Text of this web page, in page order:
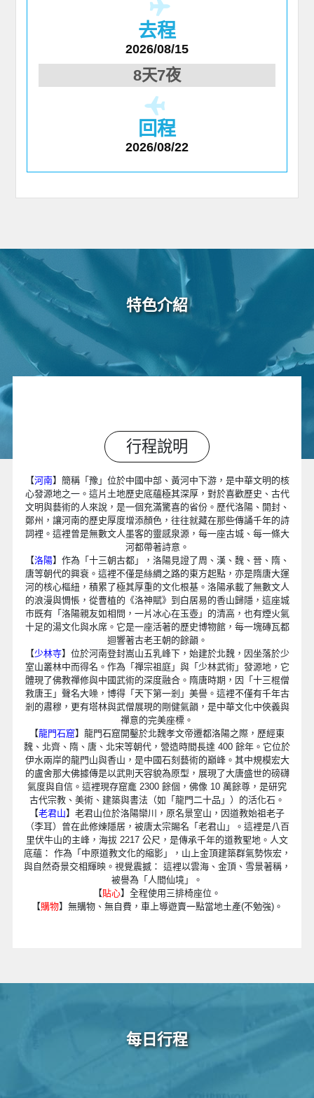
去程
2026/08/15
8天7夜
回程
2026/08/22
特色介紹
行程說明
【河南】簡稱「豫」位於中國中部、黃河中下游，是中華文明的核
心發源地之一。這片土地歷史底蘊極其深厚，對於喜歡歷史、古代
文明與藝術的人來說，是一個充滿驚喜的省份。歷代洛陽、開封、
鄭州，讓河南的歷史厚度增添顏色，往往就藏在那些傳誦千年的詩
詞裡。這裡曾是無數文人墨客的靈感泉源，每一座古城、每一條大
河都帶著詩意。
【洛陽】作為「十三朝古都」，洛陽見證了周、漢、魏、晉、隋、
唐等朝代的興衰。這裡不僅是絲綢之路的東方起點，亦是隋唐大運
河的核心樞紐，積累了極其厚重的文化根基。洛陽承載了無數文人
的浪漫與惆悵，從曹植的《洛神賦》到白居易的香山歸隱，這座城
市既有「洛陽親友如相問，一片冰心在玉壺」的清高，也有煙火氣
十足的湯文化與水席。它是一座活著的歷史博物館，每一塊磚瓦都
迴響著古老王朝的餘韻。
【少林寺】位於河南登封嵩山五乳峰下，始建於北魏，因坐落於少
室山叢林中而得名。作為「禪宗祖庭」與「少林武術」發源地，它
體現了佛教禪修與中國武術的深度融合。隋唐時期，因「十三棍僧
救唐王」聲名大噪，博得「天下第一剎」美譽。這裡不僅有千年古
剎的肅穆，更有塔林與武僧展現的剛健氣韻，是中華文化中俠義與
禪意的完美座標。
【龍門石窟】龍門石窟開鑿於北魏孝文帝遷都洛陽之際，歷經東
魏、北齊、隋、唐、北宋等朝代，營造時間長達 400 餘年。它位於
伊水兩岸的龍門山與香山，是中國石刻藝術的巔峰。其中規模宏大
的盧舍那大佛據傳是以武則天容貌為原型，展現了大唐盛世的磅礴
氣度與自信。這裡現存窟龕 2300 餘個，佛像 10 萬餘尊，是研究
古代宗教、美術、建築與書法（如「龍門二十品」）的活化石。
【老君山】老君山位於洛陽欒川，原名景室山，因道教始祖老子
（李耳）曾在此修煉隱居，被唐太宗賜名「老君山」。這裡是八百
里伏牛山的主峰，海拔 2217 公尺，是傳承千年的道教聖地。人文
底蘊： 作為「中原道教文化的縮影」，山上金頂建築群氣勢恢宏，
與自然奇景交相輝映。視覺震撼： 這裡以雲海、金頂、雪景著稱，
被譽為「人間仙境」。
【貼心】全程使用三排椅座位。
【購物】無購物、無自費，車上導遊賣一點當地土產(不勉強)。
每日行程